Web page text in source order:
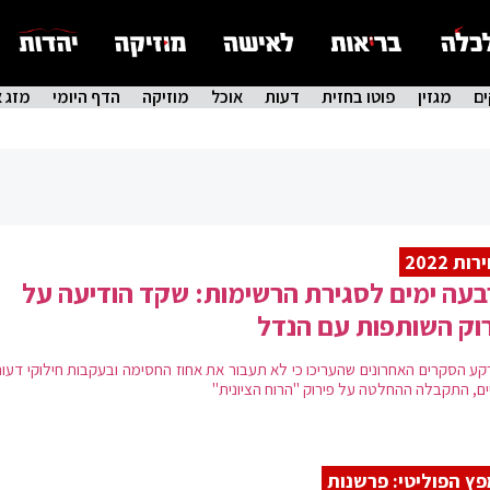
מגזין פוטו בחזית דעות אוכל מוזיקה הדף היומי מזג
2022
ימים לסגירת הרשימות: שקד הודיעה על
השותפות עם הנדל
הסקרים האחרונים שהעריכו כי לא תעבור את אחוז החסימה ובעקבות חילוקי
התקבלה ההחלטה על פירוק "הרוח הציונית"
הפוליטי: פרשנות